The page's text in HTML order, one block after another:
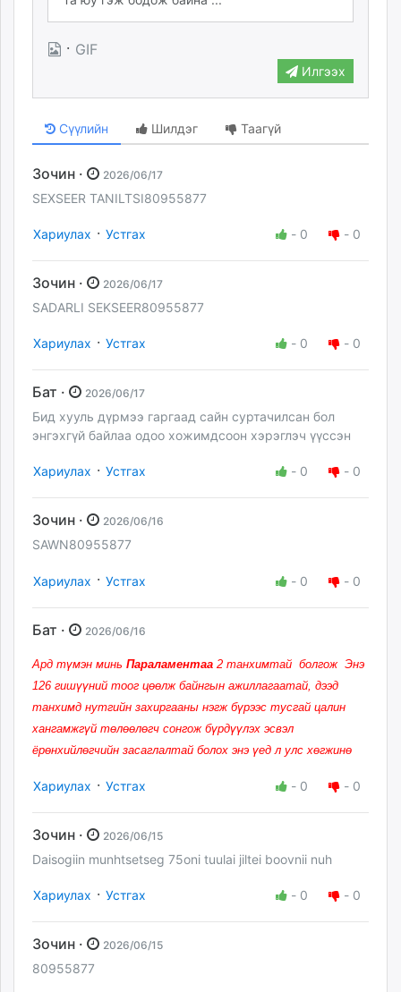
· GIF
Илгээх
Сүүлийн Шилдэг Таагүй
Зочин · 2026/06/17
SEXSEER TANILTSI80955877
Хариулах · Устгах - 0 - 0
Зочин · 2026/06/17
SADARLI SEKSEER80955877
Хариулах · Устгах - 0 - 0
Бат · 2026/06/17
Бид хууль дүрмээ гаргаад сайн суртачилсан бол
энгэхгүй байлаа одоо хожимдсоон хэрэглэч үүссэн
Хариулах · Устгах - 0 - 0
Зочин · 2026/06/16
SAWN80955877
Хариулах · Устгах - 0 - 0
Бат · 2026/06/16
Ард түмэн минь Параламентаа 2 танхимтай болгож Энэ
126 гишүүний тоог цөөлж байнгын ажиллагаатай, дээд
танхимд нутгийн захиргааны нэгж бүрээс тусгай цалин
хангамжгүй төлөөлөгч сонгож бүрдүүлэх эсвэл
ёрөнхийлөгчийн засаглалтай болох энэ үед л улс хөгжинө
Хариулах · Устгах - 0 - 0
Зочин · 2026/06/15
Daisogiin munhtsetseg 75oni tuulai jiltei boovnii nuh
Хариулах · Устгах - 0 - 0
Зочин · 2026/06/15
80955877